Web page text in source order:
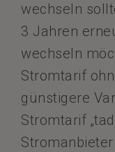
wechseln
3 Jahren
wechseln
Stromtarif
günstigere
Stromtarif